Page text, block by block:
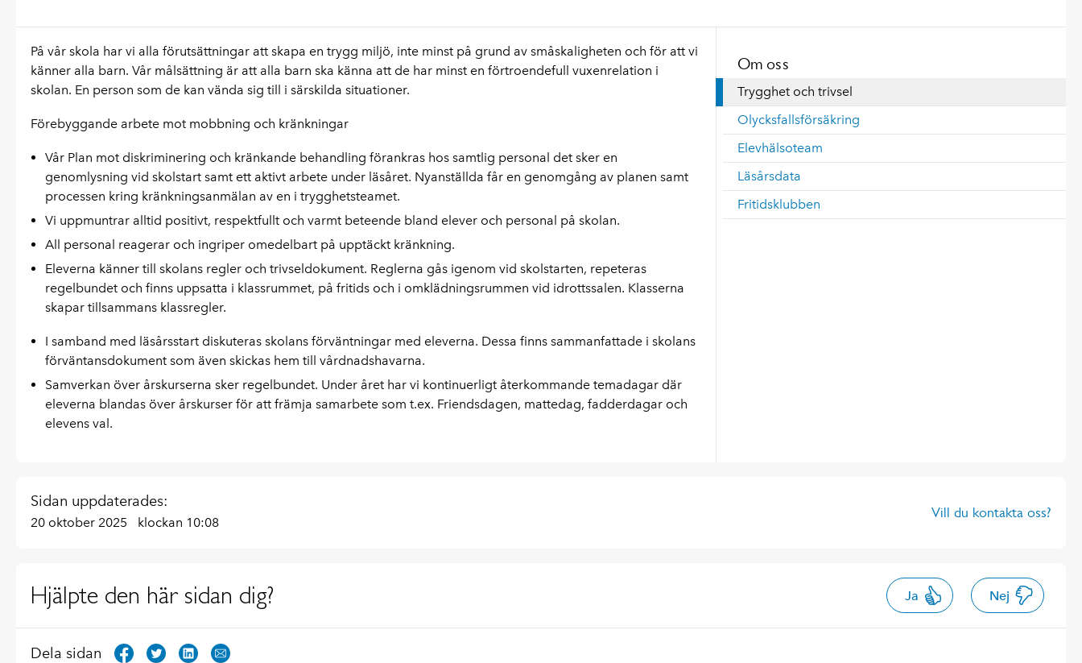
Om oss
Trygghet och trivsel
Olycksfallsförsäkring
Elevhälsoteam
Läsårsdata
Fritidsklubben
På vår skola har vi alla förutsättningar att skapa en trygg miljö, inte minst på grund av småskaligheten och för att vi
känner alla barn. Vår målsättning är att alla barn ska känna att de har minst en förtroendefull vuxenrelation i
skolan. En person som de kan vända sig till i särskilda situationer.
Förebyggande arbete mot mobbning och kränkningar
Vår Plan mot diskriminering och kränkande behandling förankras hos samtlig personal det sker en
genomlysning vid skolstart samt ett aktivt arbete under läsåret. Nyanställda får en genomgång av planen samt
processen kring kränkningsanmälan av en i trygghetsteamet.
Vi uppmuntrar alltid positivt, respektfullt och varmt beteende bland elever och personal på skolan.
All personal reagerar och ingriper omedelbart på upptäckt kränkning.
Eleverna känner till skolans regler och trivseldokument. Reglerna gås igenom vid skolstarten, repeteras
regelbundet och finns uppsatta i klassrummet, på fritids och i omklädningsrummen vid idrottssalen. Klasserna
skapar tillsammans klassregler.
I samband med läsårsstart diskuteras skolans förväntningar med eleverna. Dessa finns sammanfattade i skolans
förväntansdokument som även skickas hem till vårdnadshavarna.
Samverkan över årskurserna sker regelbundet. Under året har vi kontinuerligt återkommande temadagar där
eleverna blandas över årskurser för att främja samarbete som t.ex. Friendsdagen, mattedag, fadderdagar och
elevens val.
Sidan uppdaterades:
20 oktober 2025 klockan 10:08
Vill du kontakta oss?
Hjälpte den här sidan dig? Ja Nej
Dela sidan